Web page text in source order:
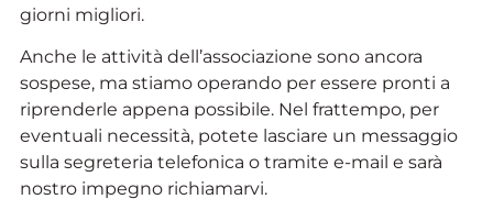
giorni migliori.
Anche le attività dell’associazione sono ancora
sospese, ma stiamo operando per essere pronti a
riprenderle appena possibile. Nel frattempo, per
eventuali necessità, potete lasciare un messaggio
sulla segreteria telefonica o tramite e-mail e sarà
nostro impegno richiamarvi.